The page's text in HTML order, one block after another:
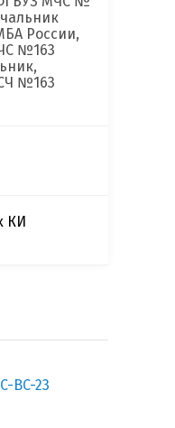
России,
№163
№163
КИ
BC-23